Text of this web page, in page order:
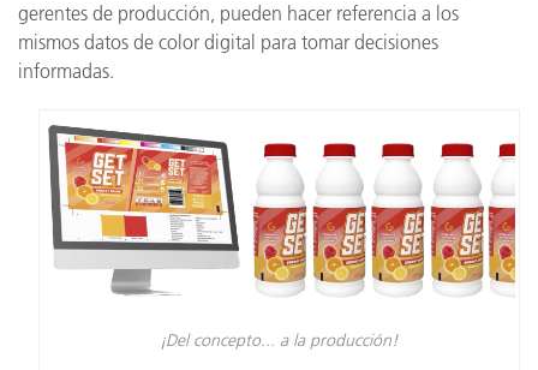
gerentes de producción, pueden hacer referencia a los
mismos datos de color digital para tomar decisiones
informadas.
¡Del concepto... a la producción!